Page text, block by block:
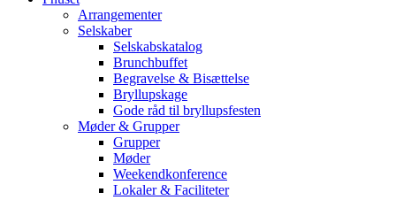
Arrangementer
Selskaber
Selskabskatalog
Brunchbuffet
Begravelse & Bisættelse
Bryllupskage
Gode råd til bryllupsfesten
Møder & Grupper
Grupper
Møder
Weekendkonference
Lokaler & Faciliteter